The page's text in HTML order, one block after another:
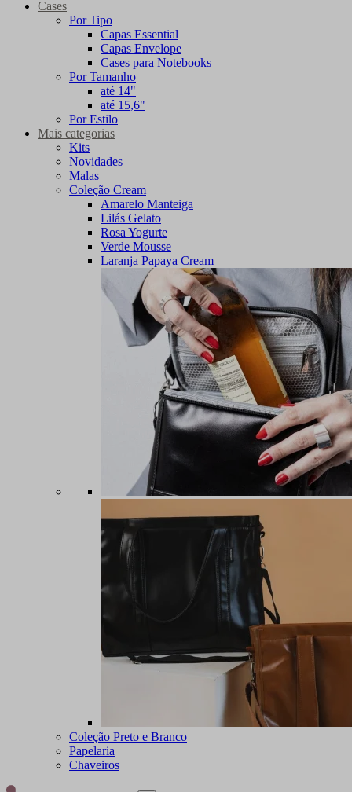
Cases
Por Tipo
Capas Essential
Capas Envelope
Cases para Notebooks
Por Tamanho
até 14"
até 15,6"
Por Estilo
Mais categorias
Kits
Novidades
Malas
Coleção Cream
Amarelo Manteiga
Lilás Gelato
Rosa Yogurte
Verde Mousse
Laranja Papaya Cream
Coleção Preto e Branco
Papelaria
Chaveiros